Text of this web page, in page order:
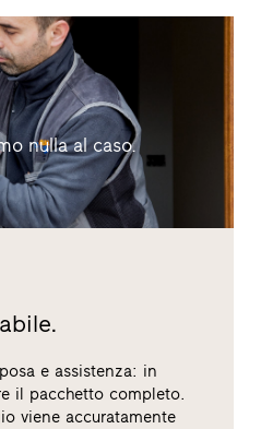
nulla al caso.
e assistenza: in
il pacchetto completo.
viene accuratamente